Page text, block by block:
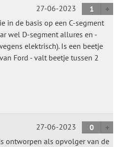
27-06-2023
1
in de basis op een C-segment
wel D-segment allures en -
elektrisch). Is een beetje
Ford - valt beetje tussen 2
27-06-2023
0
ontworpen als opvolger van de